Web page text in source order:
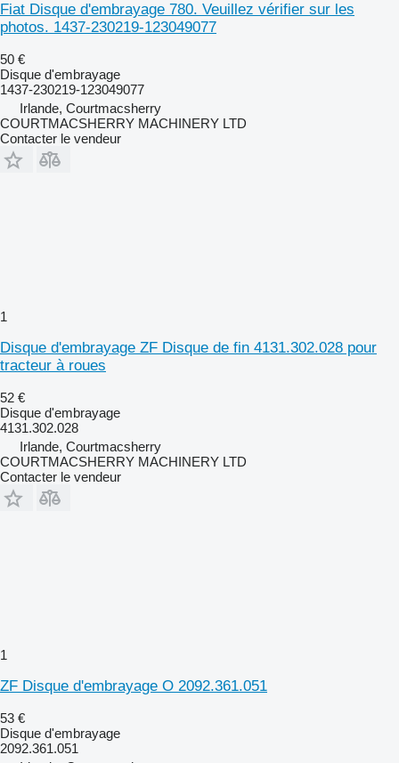
Fiat Disque d'embrayage 780. Veuillez vérifier sur les
photos. 1437-230219-123049077
50 €
Disque d'embrayage
1437-230219-123049077
Irlande, Courtmacsherry
COURTMACSHERRY MACHINERY LTD
Contacter le vendeur
1
Disque d'embrayage ZF Disque de fin 4131.302.028 pour
tracteur à roues
52 €
Disque d'embrayage
4131.302.028
Irlande, Courtmacsherry
COURTMACSHERRY MACHINERY LTD
Contacter le vendeur
1
ZF Disque d'embrayage O 2092.361.051
53 €
Disque d'embrayage
2092.361.051